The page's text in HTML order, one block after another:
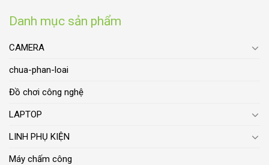
Danh mục sản phẩm
CAMERA
chua-phan-loai
Đồ chơi công nghệ
LAPTOP
LINH PHỤ KIỆN
Máy chấm công